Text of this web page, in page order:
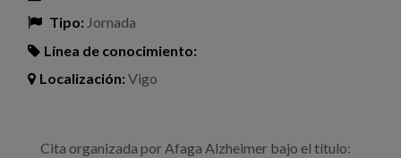
Tipo: Jornada
Línea de conocimiento:
Localización:Vigo
Cita organizada por Afaga Alzheimer bajo el título: